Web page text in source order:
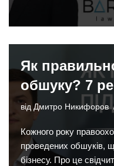
Як
обшуку? 7
від Дмитро Никифоров
Кожного року
проведених обшуків,
бізнесу. Про це